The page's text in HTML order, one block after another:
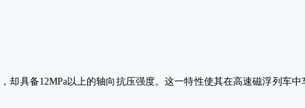
却具备12MPa以上的轴向抗压强度。这一特性使其在高速磁浮列车中